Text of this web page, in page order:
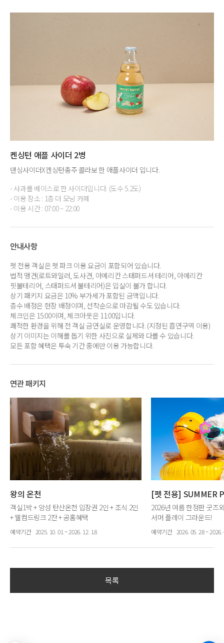
켄싱턴 애플 사이더 2병
댄싱사이더X켄싱턴충주 콜라보 한 애플사이더 입니다.
- 사과를 베이스로 한 사이더입니다. (도수 5.2도)
- 이용 장소 : 1층 더 모닝 카페
- 이용 시간 : 07:00 ~ 22:00
안내사항
펫 전용 객실은 펫 파크 이용 요금이 포함되어 있습니다.
법적 맹견(로트와일러, 도사견, 아메리칸 스태퍼드셔 테리어, 아메리칸
핏불테리어, 스태퍼드셔 불테리어)은 입실이 불가 합니다.
상기 패키지 요금은 10% 부가세가 포함된 금액입니다.
층수 배정은 현장 배정이며, 선착순으로 마감될 수도 있습니다.
체크인은 15:00이며, 체크아웃은 11:00입니다.
쾌적한 환경을 위해 전 객실 금연실로 운영합니다. (지정된 흡연구역 이용)
상기 이미지는 이해를 돕기 위한 사진으로 실제와 다를 수 있습니다.
모든 포함 혜택은 투숙 기간 중에만 이용 가능합니다.
연관 패키지
왕의 온천
객실1박 + 앙성 탄산온천 입장권 2인 + 조식 2인
+ 웰컴드링크 2잔 + 공홈혜택
예약기간 2025. 10. 01 ~ 2026. 12. 18
[펫 전용] SUMMER
2026년 여름 한정판 굿즈
서머 플레이 그라운드!
객실 1박 + 멍물놀이장 +
+ 하이포닉 펫어메니티 +
예약기간 2026. 05. 28 ~ 2026.
목록